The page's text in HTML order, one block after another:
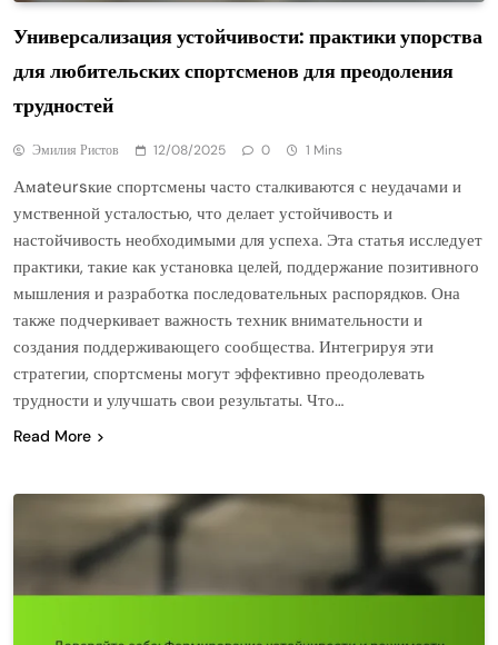
Универсализация устойчивости: практики упорства
для любительских спортсменов для преодоления
трудностей
Эмилия Ристов 12/08/2025 0 1 Mins
Амateursкие спортсмены часто сталкиваются с неудачами и
умственной усталостью, что делает устойчивость и
настойчивость необходимыми для успеха. Эта статья исследует
практики, такие как установка целей, поддержание позитивного
мышления и разработка последовательных распорядков. Она
также подчеркивает важность техник внимательности и
создания поддерживающего сообщества. Интегрируя эти
стратегии, спортсмены могут эффективно преодолевать
трудности и улучшать свои результаты. Что…
Read More